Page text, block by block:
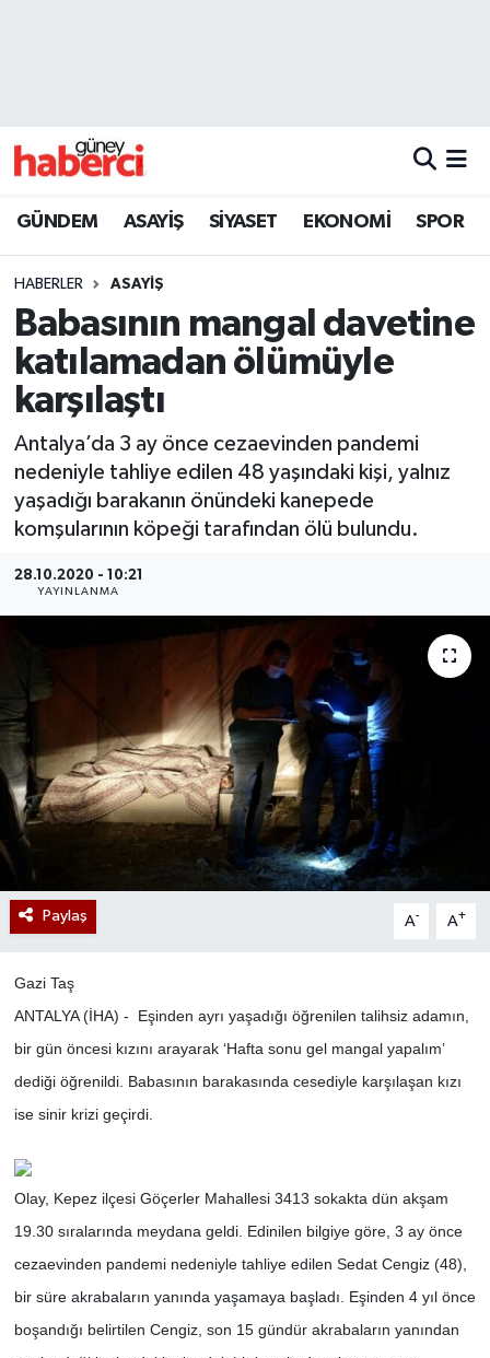
GÜNDEM ASAYİŞ SİYASET EKONOMİ SPOR
HABERLER ASAYİŞ
Babasının mangal davetine
katılamadan ölümüyle
karşılaştı
Antalya’da 3 ay önce cezaevinden pandemi
nedeniyle tahliye edilen 48 yaşındaki kişi, yalnız
yaşadığı barakanın önündeki kanepede
komşularının köpeği tarafından ölü bulundu.
28.10.2020 - 10:21
YAYINLANMA
Paylaş A- A+
Gazi Taş
ANTALYA (İHA) - Eşinden ayrı yaşadığı öğrenilen talihsiz adamın,
bir gün öncesi kızını arayarak ‘Hafta sonu gel mangal yapalım’
dediği öğrenildi. Babasının barakasında cesediyle karşılaşan kızı
ise sinir krizi geçirdi.
Olay, Kepez ilçesi Göçerler Mahallesi 3413 sokakta dün akşam
19.30 sıralarında meydana geldi. Edinilen bilgiye göre, 3 ay önce
cezaevinden pandemi nedeniyle tahliye edilen Sedat Cengiz (48),
bir süre akrabaların yanında yaşamaya başladı. Eşinden 4 yıl önce
boşandığı belirtilen Cengiz, son 15 gündür akrabaların yanından
Beyoğlu Trafik Yoğunluk Haritası
Son Dakika Haberleri
Haber Arşivi